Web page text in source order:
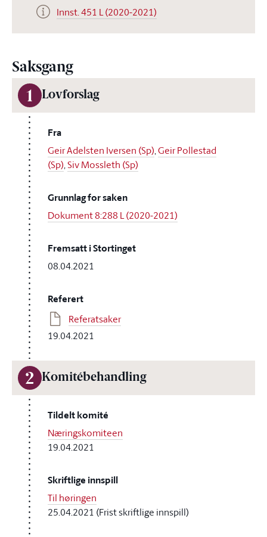
Innst. 451 L (2020-2021)
Saksgang
1 Lovforslag
Fra
Geir Adelsten Iversen (Sp),Geir Pollestad
(Sp),Siv Mossleth (Sp)
Grunnlag for saken
Dokument 8:288 L (2020-2021)
Fremsatt i Stortinget
08.04.2021
Referert
Referatsaker
19.04.2021
2 Komitébehandling
Tildelt komité
Næringskomiteen
19.04.2021
Skriftlige innspill
Til høringen
25.04.2021 (Frist skriftlige innspill)